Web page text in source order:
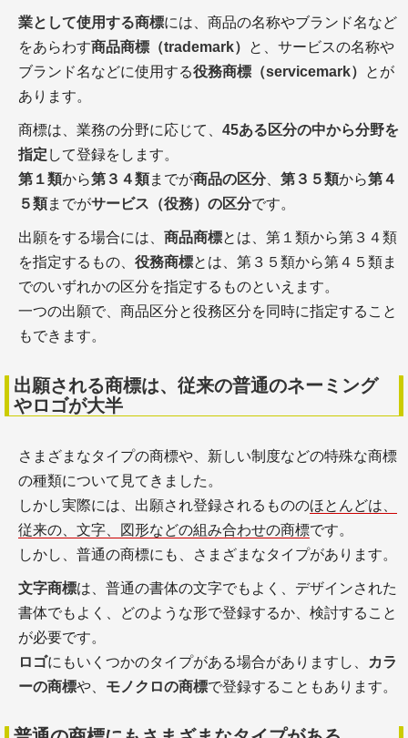
業として使用する商標には、商品の名称やブランド名など
をあらわす商品商標（trademark）
と、サービスの名称や
ブランド名などに使用する役務商標（servicemark）
とが
あります。
商標は、業務の分野に応じて、 45ある区分の中から分野を
指定 して登録をします。
第１類から第３４類までが商品の区分、 第３５類から第４
５類までがサービス（役務）の区分です。
出願をする場合には、 商品商標とは、第１類から第３４類
を指定するもの、 役務商標とは、第３５類から第４５類ま
でのいずれかの区分を指定するものといえます。
一つの出願で、商品区分と役務区分を同時に指定すること
もできます。
出願される商標は、従来の普通のネーミング
やロゴが大半
さまざまなタイプの商標や、新しい制度などの特殊な商標
の種類について見てきました。
しかし実際には、出願され登録されるもののほとんどは、
従来の、文字、図形などの組み合わせの商標です。
しかし、普通の商標にも、さまざまなタイプがあります。
文字商標は、普通の書体の文字でもよく、デザインされた
書体でもよく、どのような形で登録するか、検討すること
が必要です。
ロゴにもいくつかのタイプがある場合がありますし、
カラ
ーの商標や、 モノクロの商標で登録することもあります。